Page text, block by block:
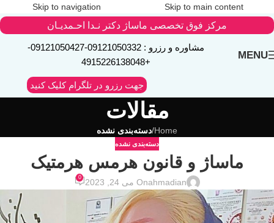
Skip to navigation Skip to main content
مرکز فوق تخصصی ماساژ دکتر نـدا احـمدیـان
MENU
مشاوره و رزرو : 09121050332
-
09121050427
-
+4915226138048
جهت رزرو در تلگرام کلیک کنید
مقالات
Home
/دسته‌بندی نشده
دسته‌بندی نشده
ماساژ و قانون هرمس هرمتیک
ahmadianOn می 24, 2023 0